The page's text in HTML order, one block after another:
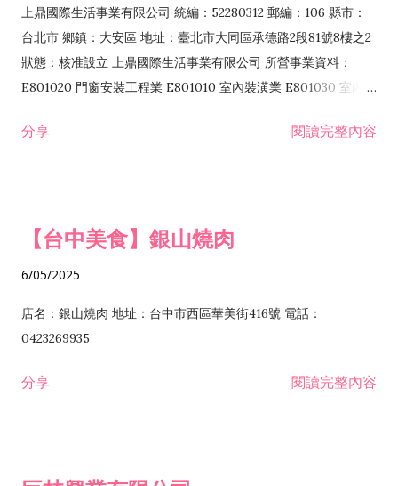
業 F218010 資訊軟體零售業 F219010 電子材料零售業 F399990
其他綜合零售業 F399040 無店面零售業 F401010 國際貿易業
F601010 智慧財產權業 G801010 倉儲業 I102010 投資顧問業
I103060 管理顧問業 I199990 其他顧問服務業 I105010 藝術品
I301030 電子資訊供應服務業 I401010 一般廣告服務業 I501010
務業 J399010 軟體出版業 J601010 藝文服務業 J602010 演藝活
徵信服務業 JE01010 租賃業 E801010 室內裝潢業 E603010 電
纜安裝工程業 EZ05010 儀器、儀表安裝工程業 F102030 菸酒批
上鼎國際生活事業有限公司 統編：52280312 郵編：106 縣市：
台北市 鄉鎮：大安區 地址：臺北市大同區承德路2段81號8樓之2
狀態：核准設立 上鼎國際生活事業有限公司 所營事業資料：
E801020 門窗安裝工程業 E801010 室內裝潢業 E801030 室內輕
安裝工程業 F206020 日常用品零售業 F206040 水器材料零售業
H701010 住宅及大樓開發租售業 H701020 工業廠房開發租售業
護業 H702010 建築經理業 H703090 不動產買賣業 H703100 不
動產租賃業 I103060 管理顧問業 I199990 其他顧問服務業
資訊供應服務業 IF01010 消防安全設備檢修業 JZ99050 仲介服
分享 閱讀完整內容
【台中美食】銀山燒肉
6/05/2025
店名：銀山燒肉 地址：台中市西區華美街416號 電話：
0423269935
分享 閱讀完整內容